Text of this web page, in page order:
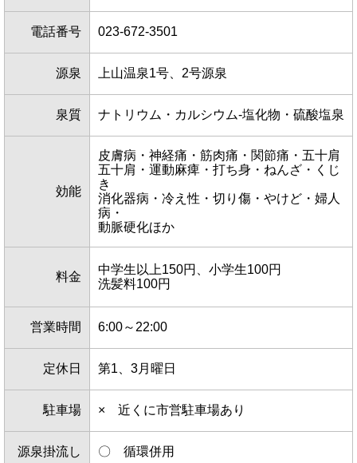
電話番号 023-672-3501
源泉 上山温泉1号、2号源泉
泉質 ナトリウム・カルシウム-塩化物・硫酸塩泉
効能
皮膚病・神経痛・筋肉痛・関節痛・五十肩
五十肩・運動麻痺・打ち身・ねんざ・くじ
き
消化器病・冷え性・切り傷・やけど・婦人
病・
動脈硬化ほか
料金
中学生以上150円、小学生100円
洗髪料100円
営業時間 6:00～22:00
定休日 第1、3月曜日
駐車場 × 近くに市営駐車場あり
源泉掛流し 〇 循環併用